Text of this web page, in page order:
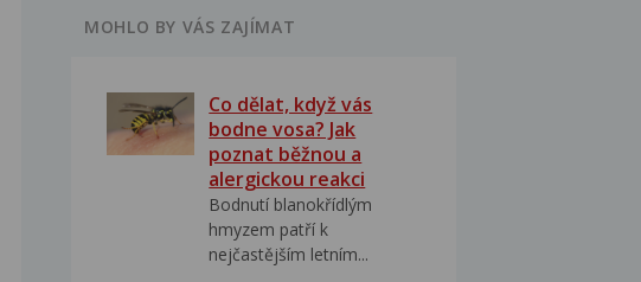
MOHLO BY VÁS ZAJÍMAT
Co dělat, když vás
bodne vosa? Jak
poznat běžnou a
alergickou reakci
Bodnutí blanokřídlým
hmyzem patří k
nejčastějším letním...